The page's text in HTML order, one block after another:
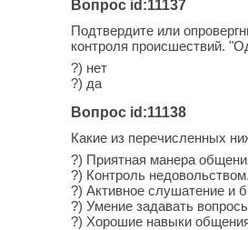
Вопрос id:11137
Подтвердите или
контроля происшествий.
?) нет
?) да
Вопрос id:11138
Какие из перечисленных
?) Приятная манера
?) Контроль
?) Активное слушатение и
?) Умение задавать
?) Хорошие навыки